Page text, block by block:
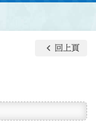
keyboard_arrow_left 回上頁